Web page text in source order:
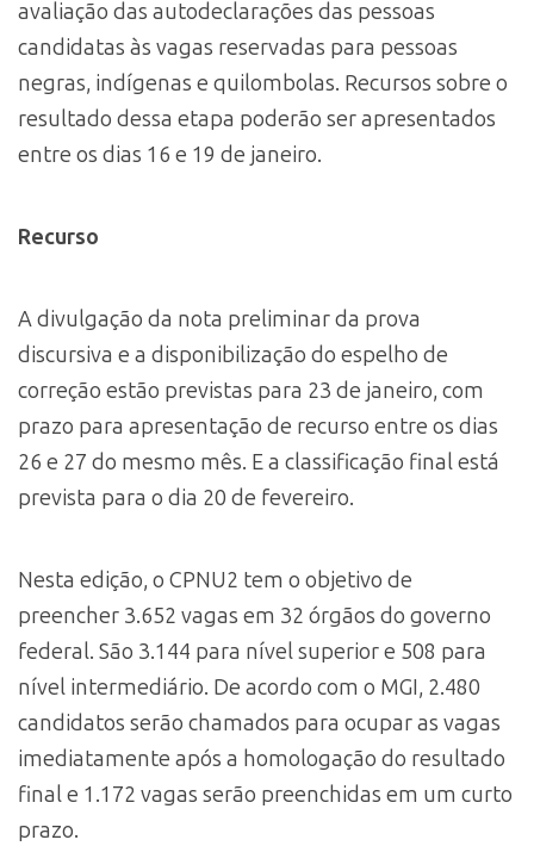
avaliação das autodeclarações das pessoas
candidatas às vagas reservadas para pessoas
negras, indígenas e quilombolas. Recursos sobre o
resultado dessa etapa poderão ser apresentados
entre os dias 16 e 19 de janeiro.
Recurso
A divulgação da nota preliminar da prova
discursiva e a disponibilização do espelho de
correção estão previstas para 23 de janeiro, com
prazo para apresentação de recurso entre os dias
26 e 27 do mesmo mês. E a classificação final está
prevista para o dia 20 de fevereiro.
Nesta edição, o CPNU2 tem o objetivo de
preencher 3.652 vagas em 32 órgãos do governo
federal. São 3.144 para nível superior e 508 para
nível intermediário. De acordo com o MGI, 2.480
candidatos serão chamados para ocupar as vagas
imediatamente após a homologação do resultado
final e 1.172 vagas serão preenchidas em um curto
prazo​.